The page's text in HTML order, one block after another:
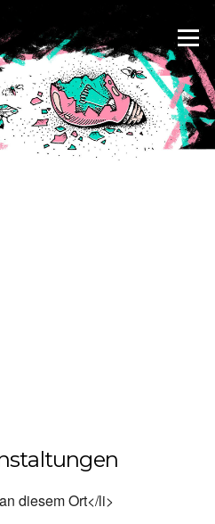
Menü
diesem Ort</li>